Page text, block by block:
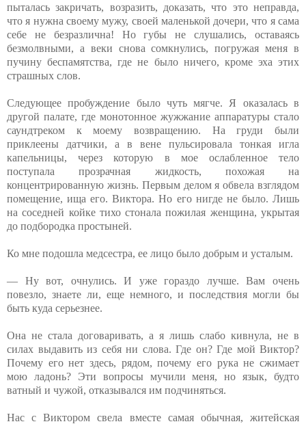
пыталась закричать, возразить, доказать, что это неправда,
что я нужна своему мужу, своей маленькой дочери, что я сама
себе не безразлична! Но губы не слушались, оставаясь
безмолвными, а веки снова сомкнулись, погружая меня в
пучину беспамятства, где не было ничего, кроме эха этих
страшных слов.
Следующее пробуждение было чуть мягче. Я оказалась в
другой палате, где монотонное жужжание аппаратуры стало
саундтреком к моему возвращению. На груди были
приклеены датчики, а в вене пульсировала тонкая игла
капельницы, через которую в мое ослабленное тело
поступала прозрачная жидкость, похожая на
концентрированную жизнь. Первым делом я обвела взглядом
помещение, ища его. Виктора. Но его нигде не было. Лишь
на соседней койке тихо стонала пожилая женщина, укрытая
до подбородка простыней.
Ко мне подошла медсестра, ее лицо было добрым и усталым.
— Ну вот, очнулись. И уже гораздо лучше. Вам очень
повезло, знаете ли, еще немного, и последствия могли бы
быть куда серьезнее.
Она не стала договаривать, а я лишь слабо кивнула, не в
силах выдавить из себя ни слова. Где он? Где мой Виктор?
Почему его нет здесь, рядом, почему его рука не сжимает
мою ладонь? Эти вопросы мучили меня, но язык, будто
ватный и чужой, отказывался им подчиняться.
Нас с Виктором свела вместе самая обычная, житейская